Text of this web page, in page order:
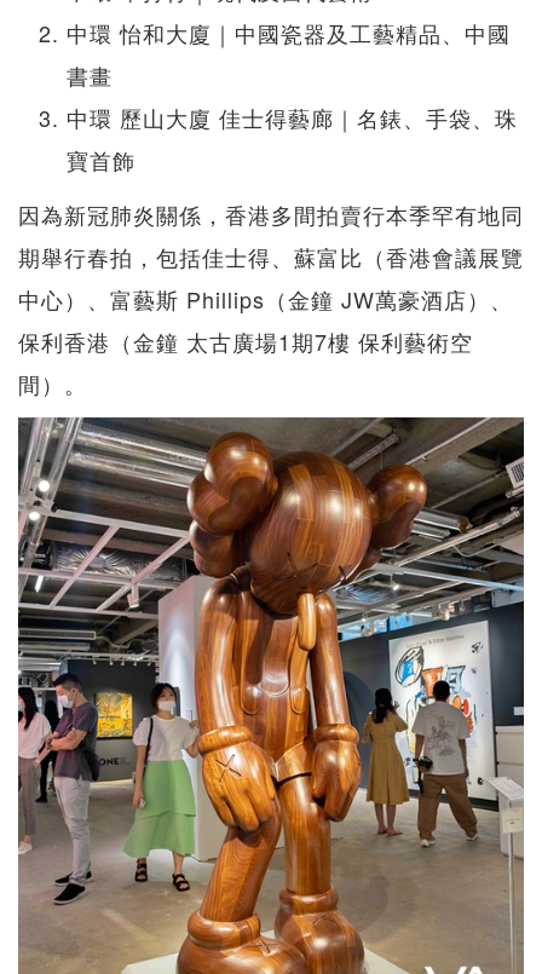
中環 怡和大廈｜中國瓷器及工藝精品、中國
書畫
中環 歷山大廈 佳士得藝廊｜名錶、手袋、珠
寶首飾
因為新冠肺炎關係，香港多間拍賣行本季罕有地同
期舉行春拍，包括佳士得、蘇富比（香港會議展覽
中心）、富藝斯 Phillips（金鐘 JW萬豪酒店）、
保利香港（金鐘 太古廣場1期7樓 保利藝術空
間）。